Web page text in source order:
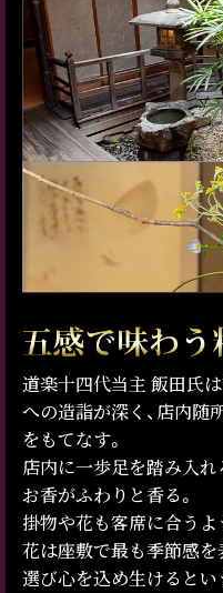
道楽十四代当主 飯田氏
への造詣が深く、店内随
をもてなす。
店内に一歩足を踏み入れ
お香がふわりと香る。
掛物や花も客席に合うよ
花は座敷で最も季節感を
選び心を込め生けるとい